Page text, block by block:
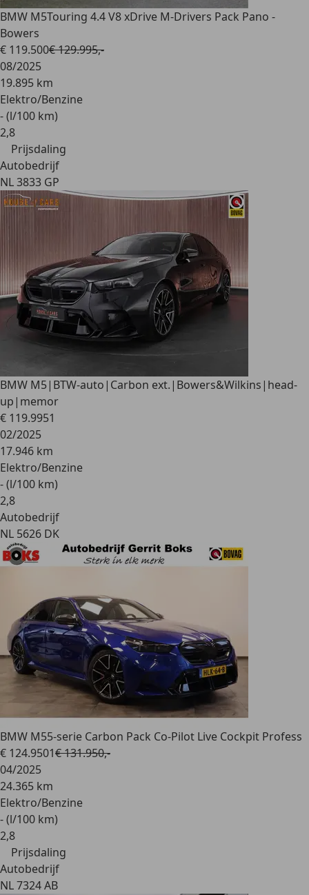
BMW M5Touring 4.4 V8 xDrive M-Drivers Pack Pano -
Bowers
€ 119.500€ 129.995,-
08/2025
19.895 km
Elektro/Benzine
- (l/100 km)
2,8
Prijsdaling
Autobedrijf
NL 3833 GP
BMW M5|BTW-auto|Carbon ext.|Bowers&Wilkins|head-
up|memor
€ 119.9951
02/2025
17.946 km
Elektro/Benzine
- (l/100 km)
2,8
Autobedrijf
NL 5626 DK
BMW M55-serie Carbon Pack Co-Pilot Live Cockpit Profess
€ 124.9501€ 131.950,-
04/2025
24.365 km
Elektro/Benzine
- (l/100 km)
2,8
Prijsdaling
Autobedrijf
NL 7324 AB